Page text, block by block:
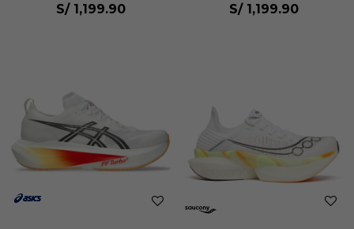
S/ 1,199.90 S/ 1,199.90